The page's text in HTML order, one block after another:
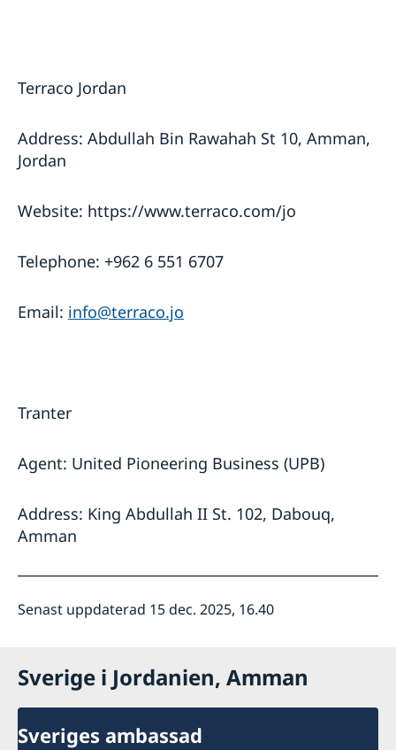
Terraco Jordan
Address: Abdullah Bin Rawahah St 10, Amman,
Jordan
Website: https://www.terraco.com/jo
Telephone: +962 6 551 6707
Email: info@terraco.jo
Tranter
Agent: United Pioneering Business (UPB)
Address: King Abdullah II St. 102, Dabouq,
Amman
Senast uppdaterad 15 dec. 2025, 16.40
Sverige i Jordanien, Amman
Sveriges ambassad